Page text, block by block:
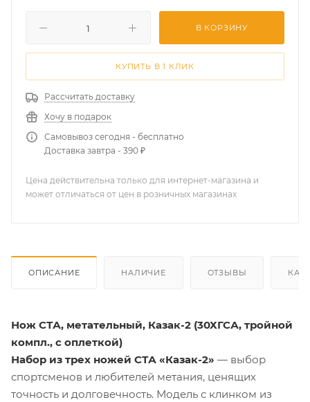
В КОРЗИНУ
КУПИТЬ В 1 КЛИК
Рассчитать доставку
Хочу в подарок
Самовывоз сегодня - бесплатно
Доставка завтра - 390 ₽
Цена действительна только для интернет-магазина и
может отличаться от цен в розничных магазинах
ОПИСАНИЕ НАЛИЧИЕ ОТЗЫВЫ КАК
Нож СТА, метательный, Казак-2 (30ХГСА, тройной
компл., с оплеткой)
Набор из трех ножей СТА «Казак-2» — выбор
спортсменов и любителей метания, ценящих
точность и долговечность. Модель с клинком из